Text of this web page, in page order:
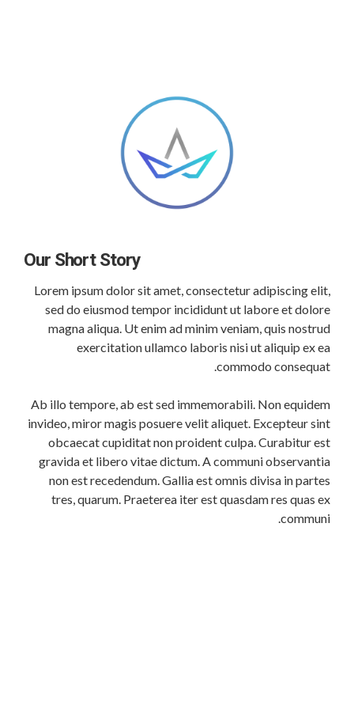
Our Short Story
Lorem ipsum dolor sit amet, consectetur adipiscing elit,
sed do eiusmod tempor incididunt ut labore et dolore
magna aliqua. Ut enim ad minim veniam, quis nostrud
exercitation ullamco laboris nisi ut aliquip ex ea
commodo consequat.
Ab illo tempore, ab est sed immemorabili. Non equidem
invideo, miror magis posuere velit aliquet. Excepteur sint
obcaecat cupiditat non proident culpa. Curabitur est
gravida et libero vitae dictum. A communi observantia
non est recedendum. Gallia est omnis divisa in partes
tres, quarum. Praeterea iter est quasdam res quas ex
communi.